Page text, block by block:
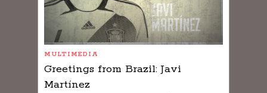
MULTIMEDIA
Greetings from Brazil: Javi
Martínez